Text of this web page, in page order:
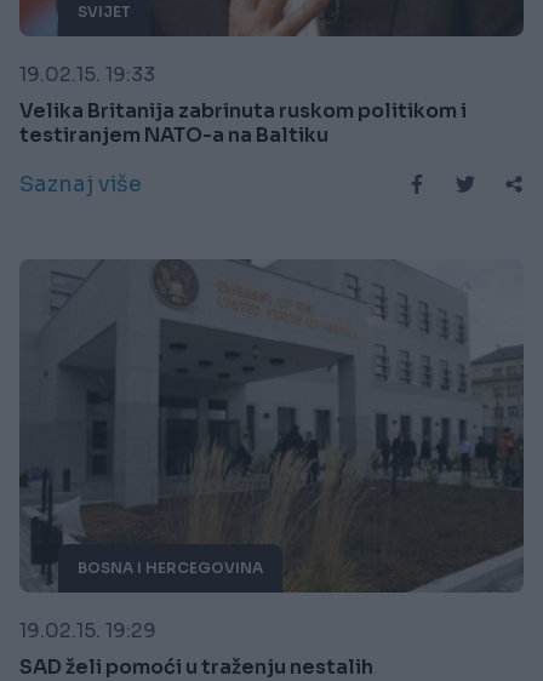
SVIJET
19.02.15. 19:33
Velika Britanija zabrinuta ruskom politikom i
testiranjem NATO-a na Baltiku
Saznaj više
BOSNA I HERCEGOVINA
19.02.15. 19:29
SAD želi pomoći u traženju nestalih